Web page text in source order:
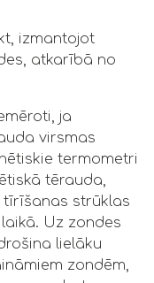
izmantojot
atkarībā no
ja
virsmas
termometri
tērauda,
strūklas
Uz zondes
lielāku
zondēm,